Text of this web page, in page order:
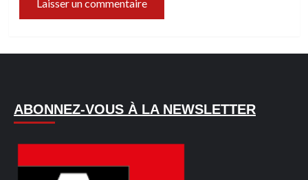
ABONNEZ-VOUS À LA NEWSLETTER